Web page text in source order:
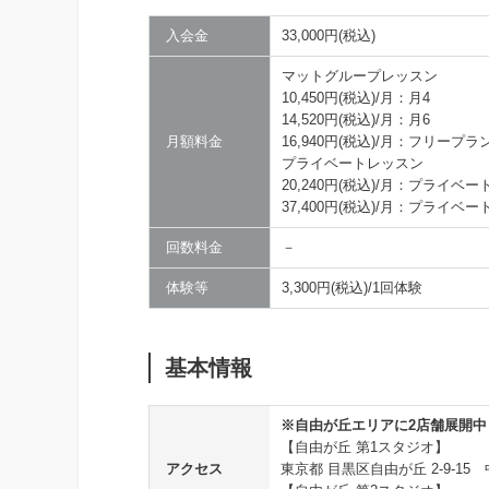
入会金 33,000円(税込)
月額料金
マットグループレッスン
10,450円(税込)/月：月4
14,520円(税込)/月：月6
16,940円(税込)/月：フリープラ
プライベートレッスン
20,240円(税込)/月：プライベー
37,400円(税込)/月：プライベー
回数料金 －
体験等 3,300円(税込)/1回体験
基本情報
アクセス
※自由が丘エリアに2店舗展開中
【自由が丘 第1スタジオ】
東京都 目黒区自由が丘 2-9-15